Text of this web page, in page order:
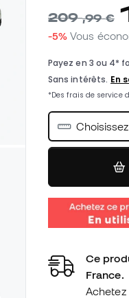
209,99 €
-5% Vous
Ce
France.
Achetez